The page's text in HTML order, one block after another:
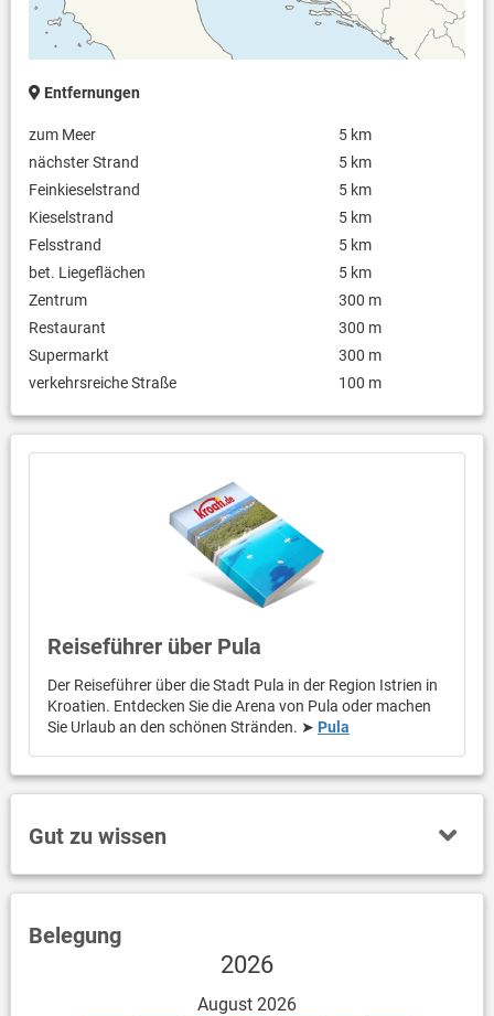
Entfernungen
zum Meer
5 km
nächster Strand
5 km
Feinkieselstrand
5 km
Kieselstrand
5 km
Felsstrand
5 km
bet. Liegeflächen
5 km
Zentrum
300 m
Restaurant
300 m
Supermarkt
300 m
verkehrsreiche Straße
100 m
Reiseführer über Pula
Der Reiseführer über die Stadt Pula in der Region Istrien in
Kroatien. Entdecken Sie die Arena von Pula oder machen
Sie Urlaub an den schönen Stränden. ➤ Pula
Gut zu wissen
Belegung
2026
August 2026